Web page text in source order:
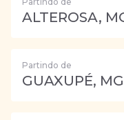
ALTEROSA,
Partindo de
GUAXUPÉ, MG